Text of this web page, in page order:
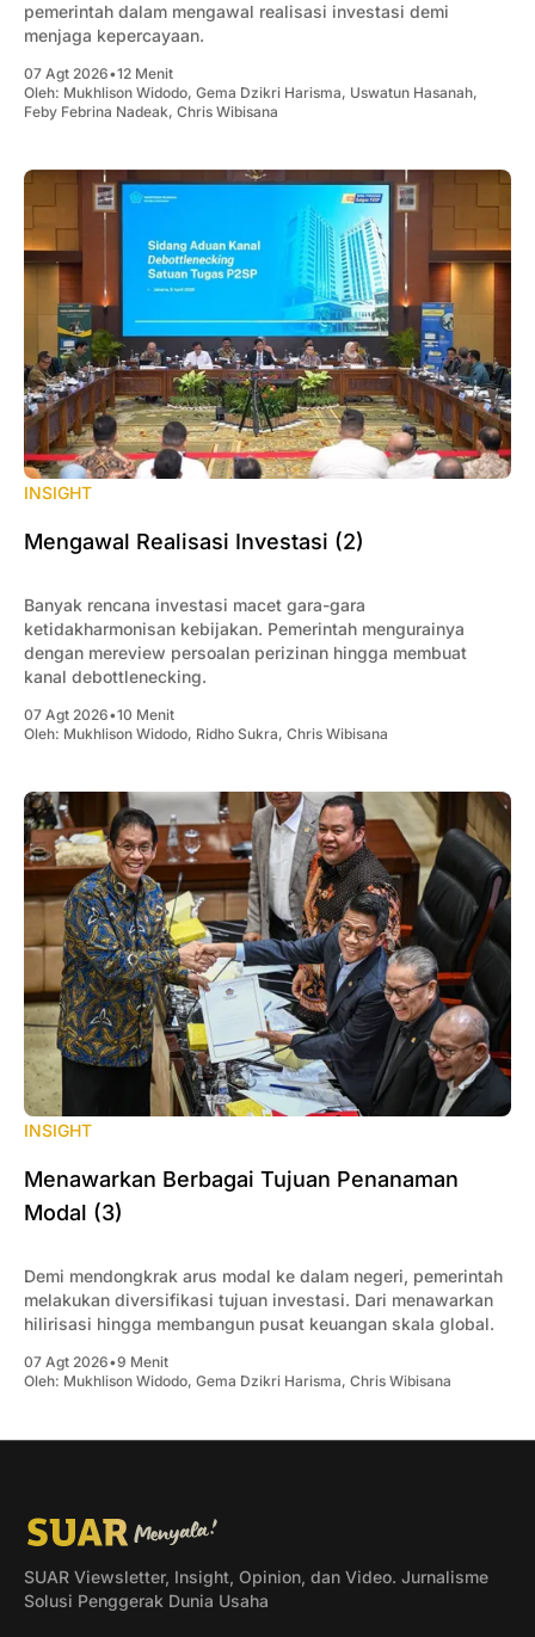
pemerintah dalam mengawal realisasi investasi demi
menjaga kepercayaan.
07 Agt 2026•12 Menit
Oleh: Mukhlison Widodo, Gema Dzikri Harisma, Uswatun Hasanah,
Feby Febrina Nadeak, Chris Wibisana
INSIGHT
Mengawal Realisasi Investasi (2)
Banyak rencana investasi macet gara-gara
ketidakharmonisan kebijakan. Pemerintah mengurainya
dengan mereview persoalan perizinan hingga membuat
kanal debottlenecking.
07 Agt 2026•10 Menit
Oleh: Mukhlison Widodo, Ridho Sukra, Chris Wibisana
INSIGHT
Menawarkan Berbagai Tujuan Penanaman
Modal (3)
Demi mendongkrak arus modal ke dalam negeri, pemerintah
melakukan diversifikasi tujuan investasi. Dari menawarkan
hilirisasi hingga membangun pusat keuangan skala global.
07 Agt 2026•9 Menit
Oleh: Mukhlison Widodo, Gema Dzikri Harisma, Chris Wibisana
SUAR Viewsletter, Insight, Opinion, dan Video. Jurnalisme
Solusi Penggerak Dunia Usaha